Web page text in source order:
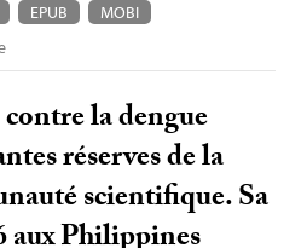
EPUB
MOBI
la dengue
réserves de la
scientifique. Sa